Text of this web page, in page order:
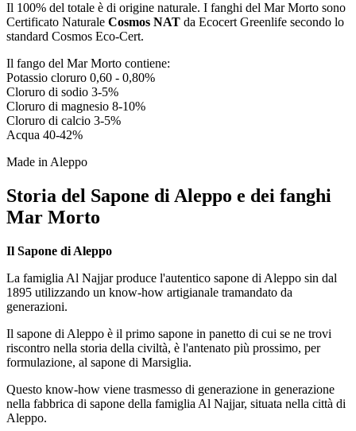
Il 100% del totale è di origine naturale. I fanghi del Mar Morto sono
Certificato Naturale Cosmos NAT da Ecocert Greenlife secondo lo
standard Cosmos Eco-Cert.
Il fango del Mar Morto contiene:
Potassio cloruro 0,60 - 0,80%
Cloruro di sodio 3-5%
Cloruro di magnesio 8-10%
Cloruro di calcio 3-5%
Acqua 40-42%
Made in Aleppo
Storia del Sapone di Aleppo e dei fanghi
Mar Morto
Il Sapone di Aleppo
La famiglia Al Najjar produce l'autentico sapone di Aleppo sin dal
1895 utilizzando un know-how artigianale tramandato da
generazioni.
Il sapone di Aleppo è il primo sapone in panetto di cui se ne trovi
riscontro nella storia della civiltà, è l'antenato più prossimo, per
formulazione, al sapone di Marsiglia.
Questo know-how viene trasmesso di generazione in generazione
nella fabbrica di sapone della famiglia Al Najjar, situata nella città di
Aleppo.